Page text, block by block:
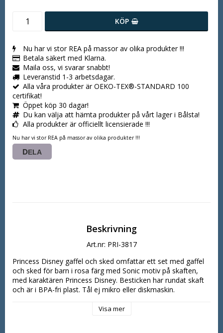
KÖP
Nu har vi stor REA på massor av olika produkter !!!
Betala säkert med Klarna.
Maila oss, vi svarar snabbt!
Leveranstid 1-3 arbetsdagar.
Alla våra produkter är OEKO-TEX®-STANDARD 100
certifikat!
Öppet köp 30 dagar!
Du kan välja att hämta produkter på vårt lager i Bålsta!
Alla produkter är officiellt licensierade !!!
Nu har vi stor REA på massor av olika produkter !!!
DELA
Beskrivning
Art.nr: PRI-3817
Princess Disney gaffel och sked omfattar ett set med gaffel
och sked för barn i rosa färg med Sonic motiv på skaften,
med karaktären Princess Disney. Besticken har rundat skaft
och är i BPA-fri plast. Tål ej mikro eller diskmaskin.
Visa mer